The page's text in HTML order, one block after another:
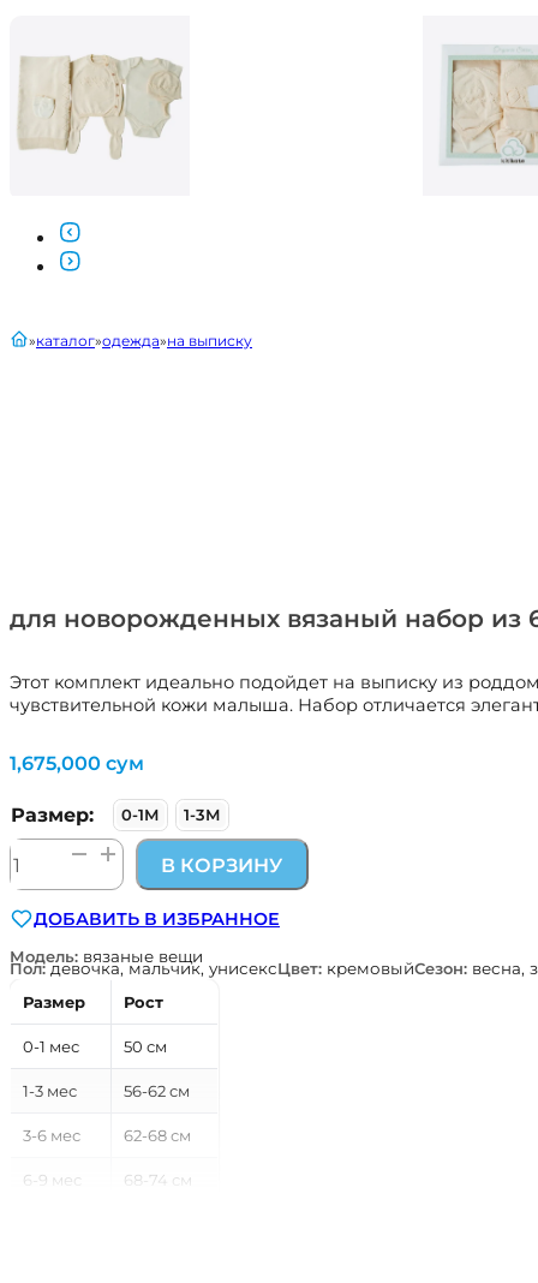
для новорожденных вязаный набор из
Этот комплект идеально подойдет на выписку из
чувствительной кожи малыша. Набор отличается
главнаякаталог одежда на выписку
1,675,000 сум
Размер: 0-1М 1-3М
Количество
товара
новорожденных
вязаный
набор
из
6
предмет
кремовый
органик
Kitikate
В КОРЗИНУ
ДОБАВИТЬ В ИЗБРАННОЕ
Модель: вязаные вещи
Пол:девочка, мальчик, унисексЦвет: кремовыйСезон: весна,
Размер
Рост
0-1 мес 50 см
1-3 мес 56-62 см
3-6 мес 62-68 см
6-9 мес 68-74 см